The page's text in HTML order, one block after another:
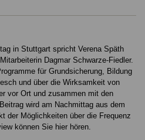
in Stuttgart spricht Verena Späth
Dagmar Schwarze-Fiedler.
für Grundsicherung, Bildung
und über die Wirksamkeit von
vor Ort und zusammen mit den
wird am Nachmittag aus dem
der Möglichkeiten über die Frequenz
können Sie hier hören.